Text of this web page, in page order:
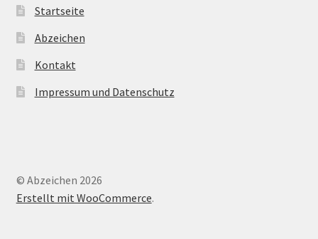
Startseite
Abzeichen
Kontakt
Impressum und Datenschutz
© Abzeichen 2026
Erstellt mit WooCommerce.